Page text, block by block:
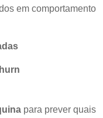
em comportamento
para prever quais